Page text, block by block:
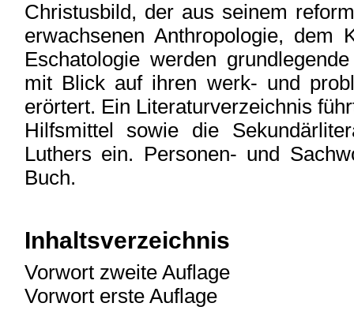
Christusbild, der aus seinem
erwachsenen Anthropologie, dem
Eschatologie werden
mit Blick auf ihren werk- und
erörtert. Ein Literaturverzeichnis
Hilfsmittel sowie die
Luthers ein. Personen- und
Buch.
Inhaltsverzeichnis
Vorwort zweite Auflage
Vorwort erste Auflage